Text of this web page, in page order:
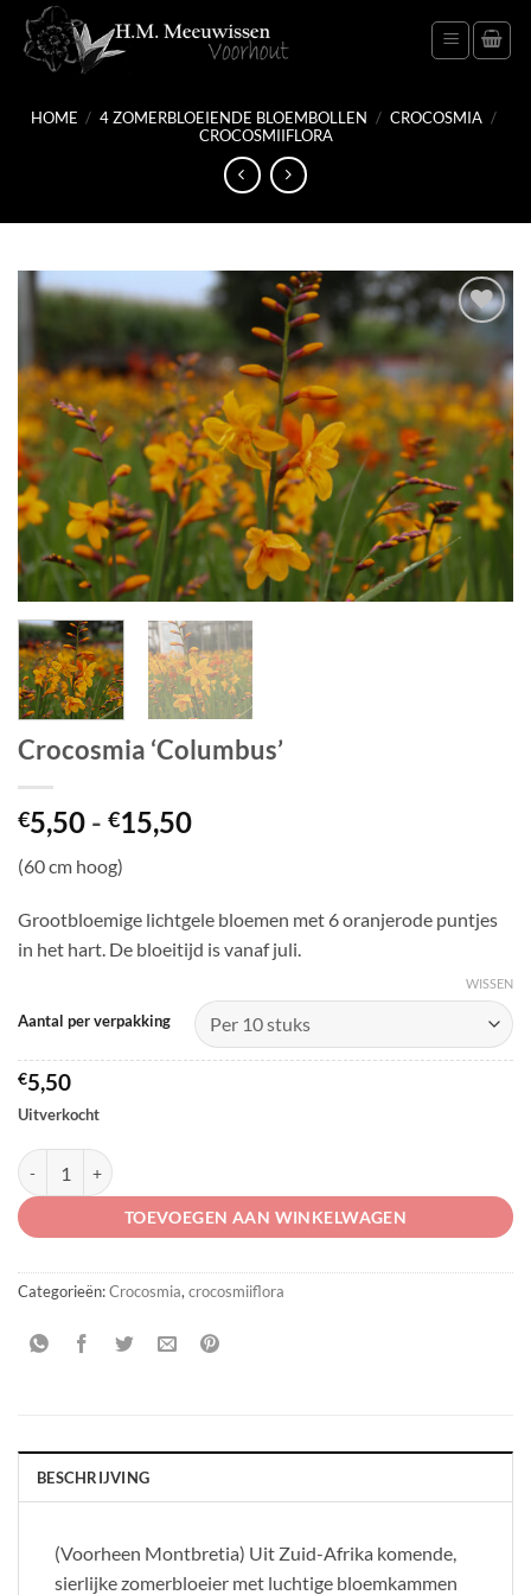
naar
inhoud
HOME / 4 ZOMERBLOEIENDE BLOEMBOLLEN / CROCOSMIA /
CROCOSMIIFLORA
Toevoegen
verlanglijst
Crocosmia ‘Columbus’
€5,50 - €15,50Prijsklasse:
€15,50
(60 cm hoog)
Grootbloemige lichtgele bloemen met 6 oranjerode puntjes
in het hart. De bloeitijd is vanaf juli.
Aantal per verpakking
WISSEN
€5,50
Uitverkocht
Crocosmia 'Columbus' aantal
TOEVOEGEN AAN WINKELWAGEN
Categorieën:Crocosmia, crocosmiiflora
BESCHRIJVING
(Voorheen Montbretia) Uit Zuid-Afrika komende,
sierlijke zomerbloeier met luchtige bloemkammen